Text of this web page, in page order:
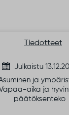
Tiedotteet
Julkaistu
ja
aika ja
päätöksenteko